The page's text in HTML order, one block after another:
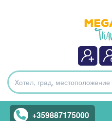
+359887175000